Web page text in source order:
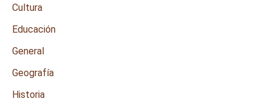
Cultura
Educación
General
Geografía
Historia